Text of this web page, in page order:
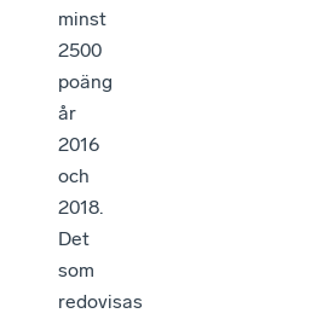
minst
2500
poäng
år
2016
och
2018.
Det
som
redovisas